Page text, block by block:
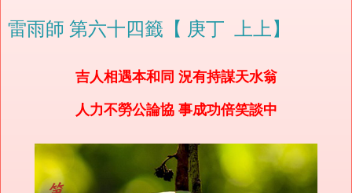
雷雨師 第六十四籤【 庚丁 上上】
吉人相遇本和同 況有持謀天水翁
人力不勞公論協 事成功倍笑談中